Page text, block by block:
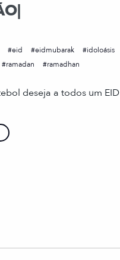
eid eidmubarak
idoloásis
ramadan ramadhan
deseja a todos um EID